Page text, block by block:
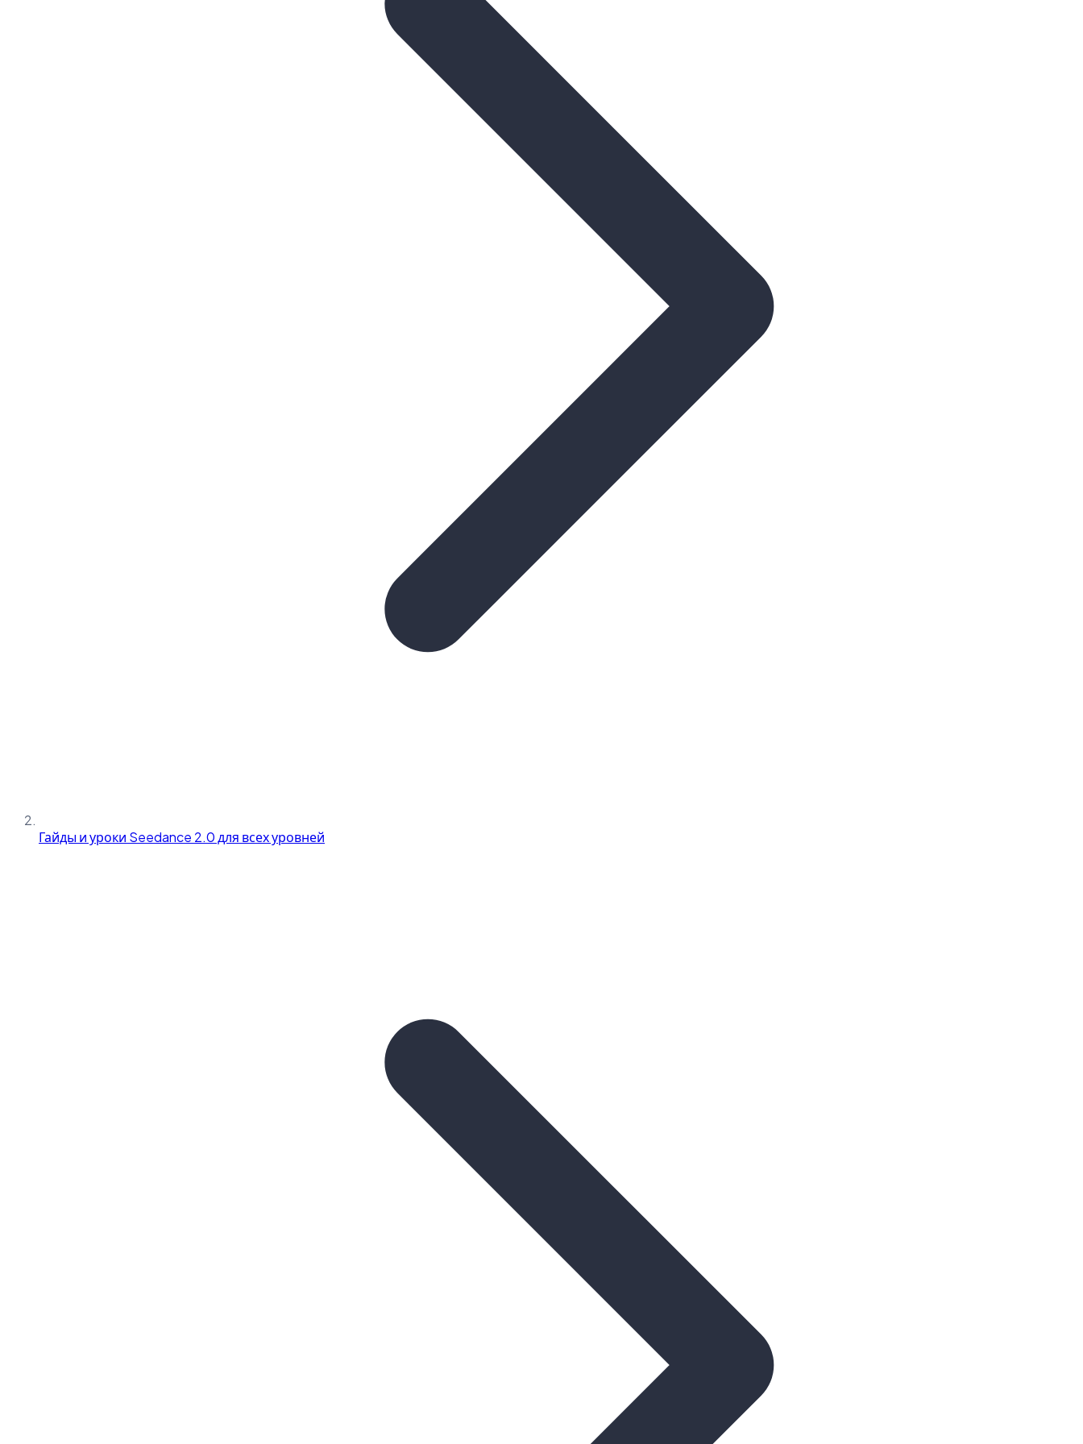
Гайды и уроки Seedance 2.0 для всех уровней